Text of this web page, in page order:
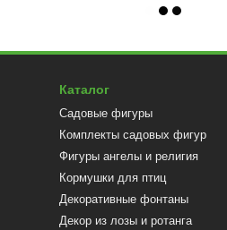
Каталог
Садовые фигуры
Комплекты садовых фигур
Фигуры ангелы и религия
Кормушки для птиц
Декоративные фонтаны
Декор из лозы и ротанга